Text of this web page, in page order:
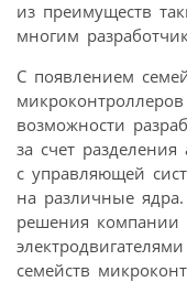
из преимуществ
многим
С появлением
возможности
за счет
с управляющей
на различные
решения компании
семейств